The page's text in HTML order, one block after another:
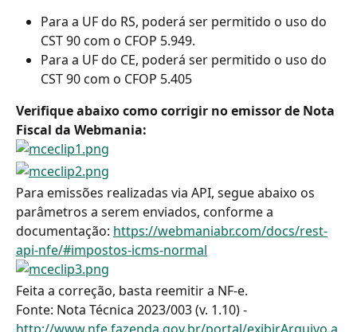
Para a UF do RS, poderá ser permitido o uso do
CST 90 com o CFOP 5.949.
Para a UF do CE, poderá ser permitido o uso do
CST 90 com o CFOP 5.405
Verifique abaixo como corrigir no emissor de Nota
Fiscal da Webmania:
Para emissões realizadas via API, segue abaixo os
parâmetros a serem enviados, conforme a
documentação: https://webmaniabr.com/docs/rest-
api-nfe/#impostos-icms-normal
Feita a correção, basta reemitir a NF-e.
Fonte: Nota Técnica 2023/003 (v. 1.10) -